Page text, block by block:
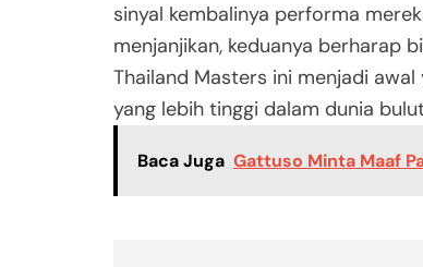
sinyal kembalinya performa
menjanjikan, keduanya berharap
Thailand Masters ini menjadi
yang lebih tinggi dalam dunia
Baca Juga Gattuso Minta Maaf